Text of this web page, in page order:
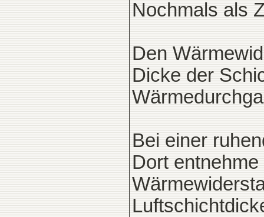
Nochmals als
Den
Dicke der
Bei einer
Dort